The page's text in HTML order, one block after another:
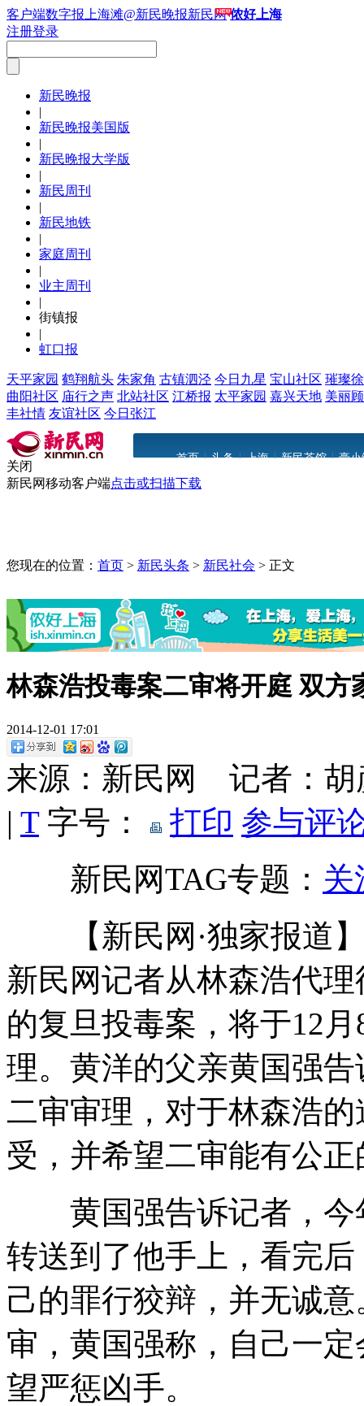
客户端数字报 上海滩@新民晚报新民网 侬好上海
注册登录
新民晚报
|
新民晚报美国版
|
新民晚报大学版
|
新民周刊
|
新民地铁
|
家庭周刊
|
业主周刊
|
街镇报
|
虹口报
天平家园 鹤翔航头 朱家角 古镇泗泾 今日九星 宝山社区 璀璨
曲阳社区 庙行之声 北站社区 江桥报 太平家园 嘉兴天地 美丽
丰社情 友谊社区 今日张江
首页 | 头条 | 上海 | 新民茶馆 | 豪小
关闭
新民网移动客户端点击或扫描下载
您现在的位置： 首页 > 新民头条 > 新民社会 > 正文
林森浩投毒案二审将开庭 双方
2014-12-01 17:01
来源：新民网 记者：
| T 字号： 打印 参与评
新民网TAG专题： 关
【新民网·独家报道】
新民网记者从林森浩代
的复旦投毒案，将于12
理。黄洋的父亲黄国强
二审审理，对于林森浩
受，并希望二审能有公
黄国强告诉记者，今
转送到了他手上，看完
己的罪行狡辩，并无诚
审，黄国强称，自己一
望严惩凶手。